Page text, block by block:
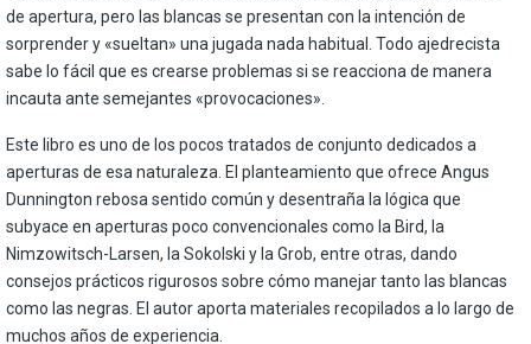
de apertura, pero las blancas se presentan con la intención de
sorprender y «sueltan» una jugada nada habitual. Todo ajedrecista
sabe lo fácil que es crearse problemas si se reacciona de manera
incauta ante semejantes «provocaciones».
Este libro es uno de los pocos tratados de conjunto dedicados a
aperturas de esa naturaleza. El planteamiento que ofrece Angus
Dunnington rebosa sentido común y desentraña la lógica que
subyace en aperturas poco convencionales como la Bird, la
Nimzowitsch-Larsen, la Sokolski y la Grob, entre otras, dando
consejos prácticos rigurosos sobre cómo manejar tanto las blancas
como las negras. El autor aporta materiales recopilados a lo largo de
muchos años de experiencia.